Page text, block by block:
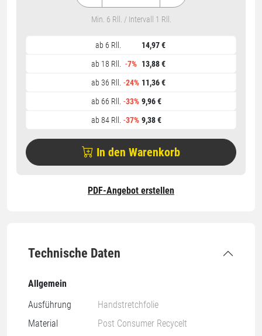
Technische Daten
Allgemein
Ausführung
Handstretchfolie
Material
Post Consumer Recycelt
ab 6 Rll.
14,97 €
ab 18 Rll.
-7% 13,88 €
ab 36 Rll.
-24% 11,36 €
ab 66 Rll.
-33% 9,96 €
ab 84 Rll.
-37% 9,38 €
Min. 6 Rll. / Intervall 1 Rll.
In den Warenkorb
PDF-Angebot erstellen